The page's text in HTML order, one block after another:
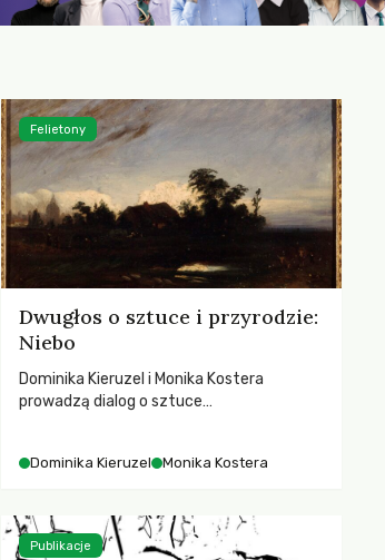
Dwugłos o sztuce i przyrodzie:
Niebo
Dominika Kieruzel i Monika Kostera
prowadzą dialog o sztuce
wrażliwość, odczuwanie przestrzeni oraz
Dominika Kieruzel Monika Kostera
Felietony
Publikacje